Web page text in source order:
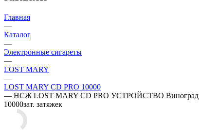
Главная
—
Каталог
—
Электронные сигареты
—
LOST MARY
—
LOST MARY CD PRO 10000
— НСЖ LOST MARY CD PRO УСТРОЙСТВО Виноград
10000зат. затяжек